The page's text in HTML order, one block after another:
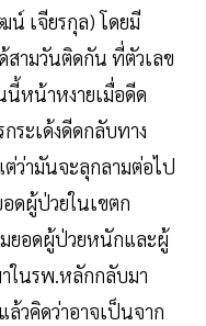
เจียรกุล) โดยมี
สามวันติดกัน ที่ตัวเลข
นี้หน้าหงายเมื่อดีด
ระเด้งดีดกลับทาง
ว่ามันจะลุกลามต่อไป
ดผู้ป่วยในเขตก
ยอดผู้ป่วยหนักและผู้
าในรพ.หลักกลับมา
ล้วคิดว่าอาจเป็นจาก